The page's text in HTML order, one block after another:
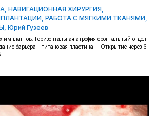
, НАВИГАЦИОННАЯ ХИРУРГИЯ,
, РАБОТА С МЯГКИМИ ТКАНЯМИ,
, Юрий Гузеев
имплантов. Горизонтальная атрофия фронтальный отдел
барьера - титановая пластина. - Открытие через 6